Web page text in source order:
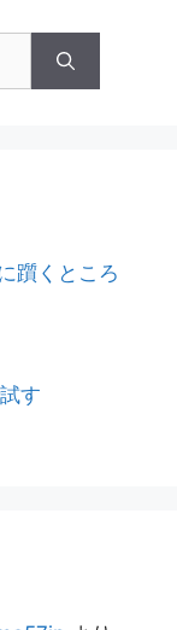
躓くところ
す